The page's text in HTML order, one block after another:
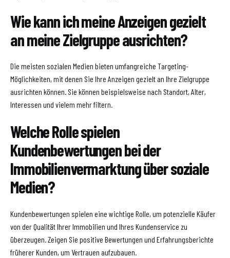
Wie kann ich meine Anzeigen gezielt
an meine Zielgruppe ausrichten?
Die meisten sozialen Medien bieten umfangreiche Targeting-
Möglichkeiten, mit denen Sie Ihre Anzeigen gezielt an Ihre Zielgruppe
ausrichten können. Sie können beispielsweise nach Standort, Alter,
Interessen und vielem mehr filtern.
Welche Rolle spielen
Kundenbewertungen bei der
Immobilienvermarktung über soziale
Medien?
Kundenbewertungen spielen eine wichtige Rolle, um potenzielle Käufer
von der Qualität Ihrer Immobilien und Ihres Kundenservice zu
überzeugen. Zeigen Sie positive Bewertungen und Erfahrungsberichte
früherer Kunden, um Vertrauen aufzubauen.